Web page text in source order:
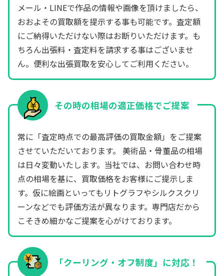
メール・LINEで作品の情報や画像を頂けましたら、
おおよその買取額を提示する事も可能です。査定額
にご納得いただけない際はお断りいただけます。も
ちろん出張料・査定料を請求する事はございませ
ん。便利な出張買取を安心してご利用ください。
その時の相場の適正価格でご提案
常に「査定時点での最高評価の買取金額」をご提案
させていただいております。 美術品・骨董品の相場
は日々変動いたします。当社では、お問い合わせ時
点の相場を基に、買取価格をお客様にご提示しま
す。仮に絵画といってもリトグラフやシルクスクリ
ーンなどでも評価方法が異なります。専門店だから
こそきめ細かなご提案を心がけております。
「クーリング・オフ制度」に対応！